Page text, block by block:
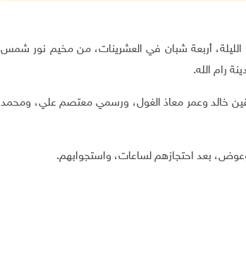
الليلة، أربعة شبان في العشرينات، من مخيم نور شمس
رام الله.
خالد وعمر معاذ الغول، ورسمي معتصم علي، ومحمد
بعد احتجازهم لساعات، واستجوابهم.